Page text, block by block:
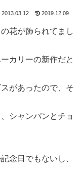
2013.03.12 2019.12.09
花が飾られてまし
カリーの新作だと
があったので、そ
シャンパンとチョ
念日でもないし、